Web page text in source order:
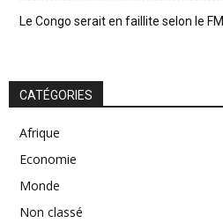
Le Congo serait en faillite selon le FMI
CATÉGORIES
Afrique
Economie
Monde
Non classé